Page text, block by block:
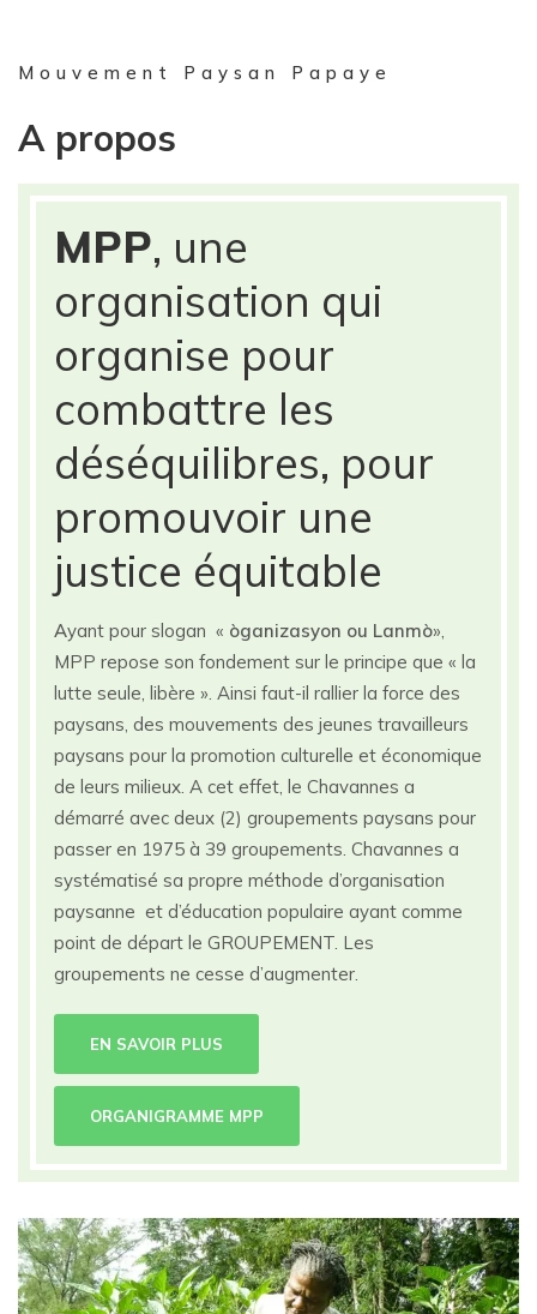
Mouvement Paysan Papaye
A propos
MPP, une
organisation qui
organise pour
combattre les
déséquilibres, pour
promouvoir une
justice équitable
Ayant pour slogan « òganizasyon ou Lanmò»,
MPP repose son fondement sur le principe que « la
lutte seule, libère ». Ainsi faut-il rallier la force des
paysans, des mouvements des jeunes travailleurs
paysans pour la promotion culturelle et économique
de leurs milieux. A cet effet, le Chavannes a
démarré avec deux (2) groupements paysans pour
passer en 1975 à 39 groupements. Chavannes a
systématisé sa propre méthode d’organisation
paysanne et d’éducation populaire ayant comme
point de départ le GROUPEMENT. Les
groupements ne cesse d’augmenter.
EN SAVOIR PLUS
ORGANIGRAMME MPP